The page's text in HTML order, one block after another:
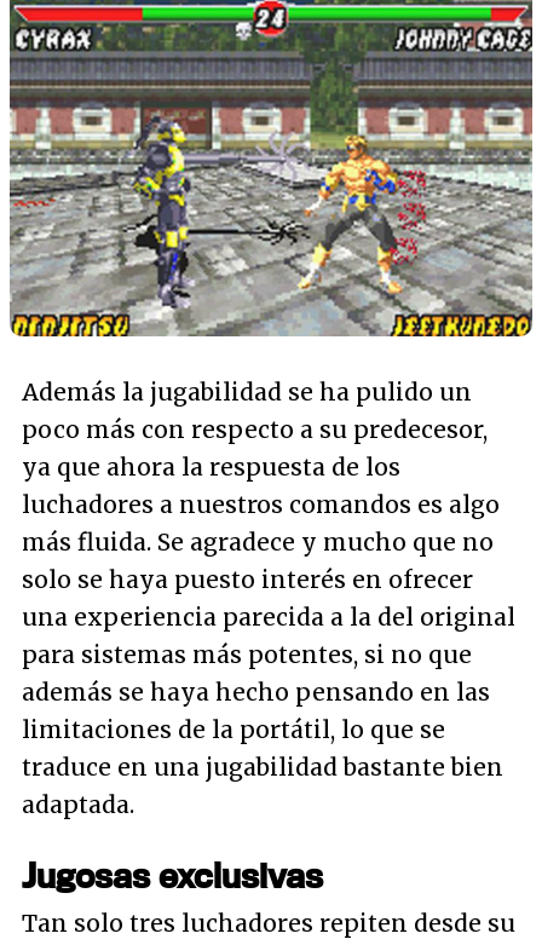
Además la jugabilidad se ha pulido un
poco más con respecto a su predecesor,
ya que ahora la respuesta de los
luchadores a nuestros comandos es algo
más fluida. Se agradece y mucho que no
solo se haya puesto interés en ofrecer
una experiencia parecida a la del original
para sistemas más potentes, si no que
además se haya hecho pensando en las
limitaciones de la portátil, lo que se
traduce en una jugabilidad bastante bien
adaptada.
Jugosas exclusivas
Tan solo tres luchadores repiten desde su